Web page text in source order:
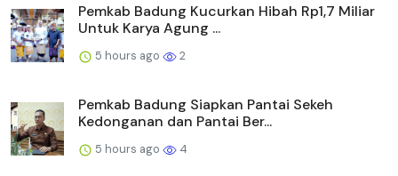
Pemkab Badung Kucurkan Hibah Rp1,7 Miliar
Untuk Karya Agung ...
5 hours ago 2
Pemkab Badung Siapkan Pantai Sekeh
Kedonganan dan Pantai Ber...
5 hours ago 4